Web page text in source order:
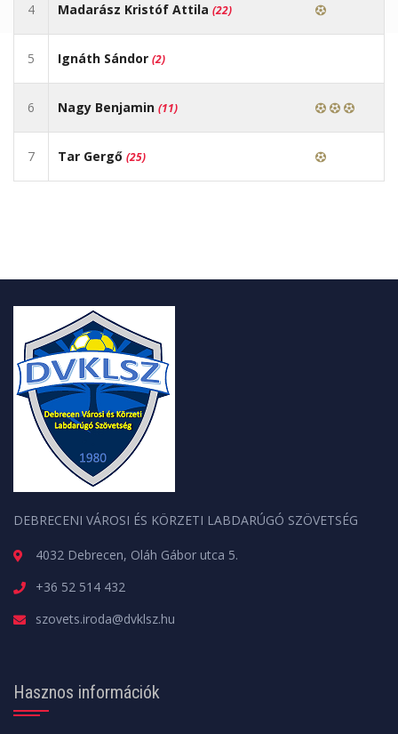
4 Madarász Kristóf Attila (22)
5 Ignáth Sándor (2)
6 Nagy Benjamin (11)
7 Tar Gergő (25)
DEBRECENI VÁROSI ÉS KÖRZETI LABDARÚGÓ SZÖVETSÉG
4032 Debrecen, Oláh Gábor utca 5.
+36 52 514 432
szovets.iroda@dvklsz.hu
Hasznos információk